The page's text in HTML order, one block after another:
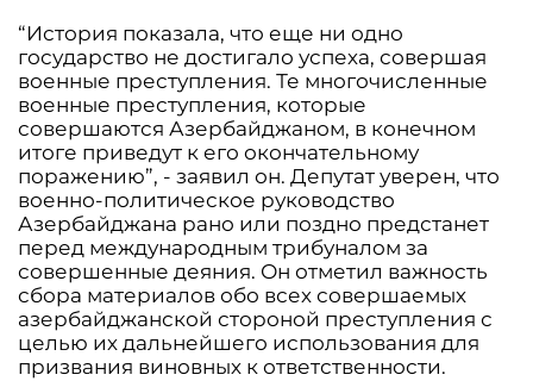
“История показала, что еще ни одно
государство не достигало успеха, совершая
военные преступления. Те многочисленные
военные преступления, которые
совершаются Азербайджаном, в конечном
итоге приведут к его окончательному
поражению”, - заявил он. Депутат уверен, что
военно-политическое руководство
Азербайджана рано или поздно предстанет
перед международным трибуналом за
совершенные деяния. Он отметил важность
сбора материалов обо всех совершаемых
азербайджанской стороной преступления с
целью их дальнейшего использования для
призвания виновных к ответственности.